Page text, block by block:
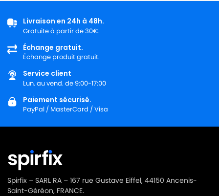
Livraison en 24h à 48h.
Gratuite à partir de 30€.
Échange gratuit.
Échange produit gratuit.
Service client
Lun. au vend. de 9:00-17:00
Paiement sécurisé.
PayPal / MasterCard / Visa
Spirfix – SARL RA – 167 rue Gustave Eiffel, 44150 Ancenis-
Saint-Géréon, FRANCE.